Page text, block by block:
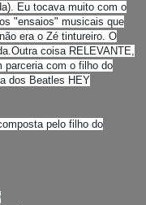
Eu tocava muito com o
"ensaios" musicais que
era o Zé tintureiro. O
coisa RELEVANTE,
parceria com o filho do
dos Beatles HEY
pelo filho do